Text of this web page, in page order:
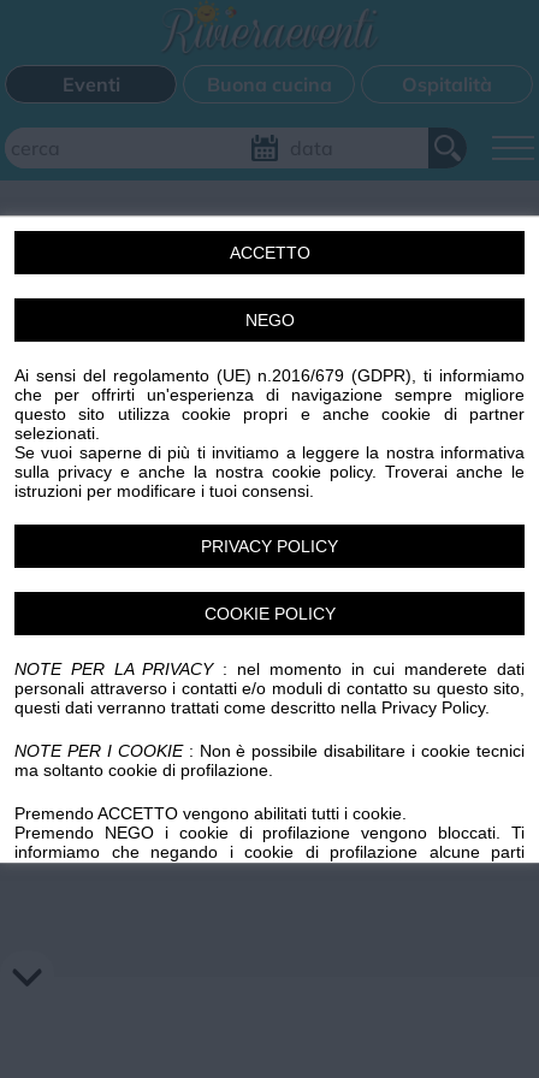
ACCETTO
NEGO
Ai sensi del regolamento (UE) n.2016/679 (GDPR), ti informiamo
che per offrirti un'esperienza di navigazione sempre migliore
questo sito utilizza cookie propri e anche cookie di partner
selezionati.
Se vuoi saperne di più ti invitiamo a leggere la nostra informativa
sulla privacy e anche la nostra cookie policy. Troverai anche le
istruzioni per modificare i tuoi consensi.
PRIVACY POLICY
COOKIE POLICY
NOTE PER LA PRIVACY: nel momento in cui manderete dati
personali attraverso i contatti e/o moduli di contatto su questo sito,
questi dati verranno trattati come descritto nella Privacy Policy.
NOTE PER I COOKIE: Non è possibile disabilitare i cookie tecnici
ma soltanto cookie di profilazione.
Premendo ACCETTO vengono abilitati tutti i cookie.
Premendo NEGO i cookie di profilazione vengono bloccati. Ti
informiamo che negando i cookie di profilazione alcune parti
inseriti nella cookie policy.
Eventi Buona cucina Ospitalità
Aggiungi il tuo evento
FILTRI EVENTI
CATEGORIE EVENTI
BimbiCinemaCorsiCucina
MercatiniMusicaSagraSpettacoloSport
Chi siamo Privacy e Cookie
Un'idea di Centro Stampa Offset s.r.l. Imperia (IM) p.iva
00329410088 R.E.A. 65959 CCIAA IMPERIA
www.centrostampaoffset.it con la gentile collaborazione
di Grafiche Amadeo s.r.l. www.graficheamadeo.com
Privacy policy Cookie policyGestisci cookieCondizioni
Powered byCentro Stampa Offset
Image attributes